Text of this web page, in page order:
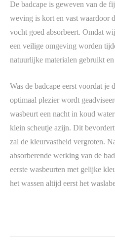
De badcape is geweven van de
weving is kort en vast waardoor
vocht goed absorbeert. Omdat
een veilige omgeving worden
natuurlijke materialen gebruikt
Was de badcape eerst voordat je
optimaal plezier wordt
wasbeurt een nacht in koud
klein scheutje azijn. Dit
zal de kleurvastheid vergroten.
absorberende werking van de
eerste wasbeurten met gelijke
het wassen altijd eerst het